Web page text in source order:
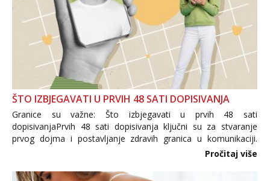
ŠTO IZBJEGAVATI U PRVIH 48 SATI DOPISIVANJA
Granice su važne: Što izbjegavati u prvih 48 sati
dopisivanjaPrvih 48 sati dopisivanja ključni su za stvaranje
prvog dojma i postavljanje zdravih granica u komunikaciji.
Važno je izbjeći prebrzo otkrivanje osobnih ili intimnih
informacija, jer nepoznata osoba još nije zaslužila to
povjerenje. Takođe...
Pročitaj više